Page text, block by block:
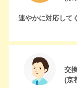
速やかに対応して
交
(京